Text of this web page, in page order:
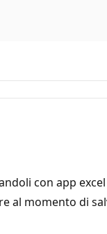
con app
al momento di